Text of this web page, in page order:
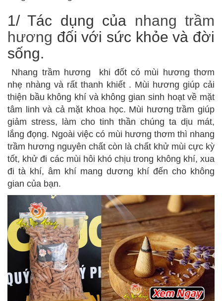
1/ Tác dụng của nhang trầm
hương đối với sức khỏe và đời
sống.
Nhang trầm hương khi đốt có mùi hương thơm
nhẹ nhàng và rất thanh khiết . Mùi hương giúp cải
thiện bầu không khí và không gian sinh hoạt về mặt
tâm linh và cả mặt khoa học. Mùi hương trầm giúp
giảm stress, làm cho tinh thần chúng ta dịu mát,
lắng đọng. Ngoài việc có mùi hương thơm thì nhang
trầm hương nguyên chất còn là chất khử mùi cực kỳ
tốt, khử đi các mùi hôi khó chịu trong không khí, xua
đi tà khí, âm khí mang dương khí đến cho không
gian của bạn.